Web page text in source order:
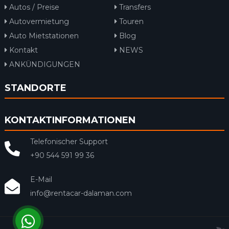
Autos / Preise
Transfers
Autovermietung
Touren
Auto Mietstationen
Blog
Kontakt
NEWS
ANKÜNDIGUNGEN
STANDORTE
KONTAKTINFORMATIONEN
Telefonischer Support
+90 544 591 99 36
E-Mail
info@rentacar-dalaman.com